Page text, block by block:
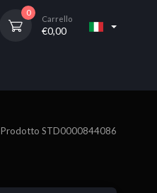
0
Carrello
€0,00
Prodotto STD0000844086